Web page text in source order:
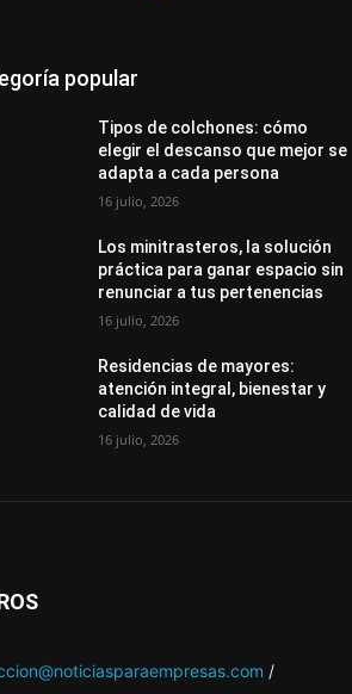
popular
Tipos de colchones: cómo
elegir el descanso que mejor se
adapta a cada persona
16 julio, 2026
Los minitrasteros, la solución
práctica para ganar espacio sin
renunciar a tus pertenencias
16 julio, 2026
Residencias de mayores:
atención integral, bienestar y
calidad de vida
16 julio, 2026
/